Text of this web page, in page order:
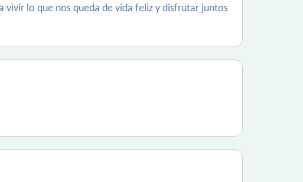
vivir lo que nos queda de vida feliz y disfrutar juntos